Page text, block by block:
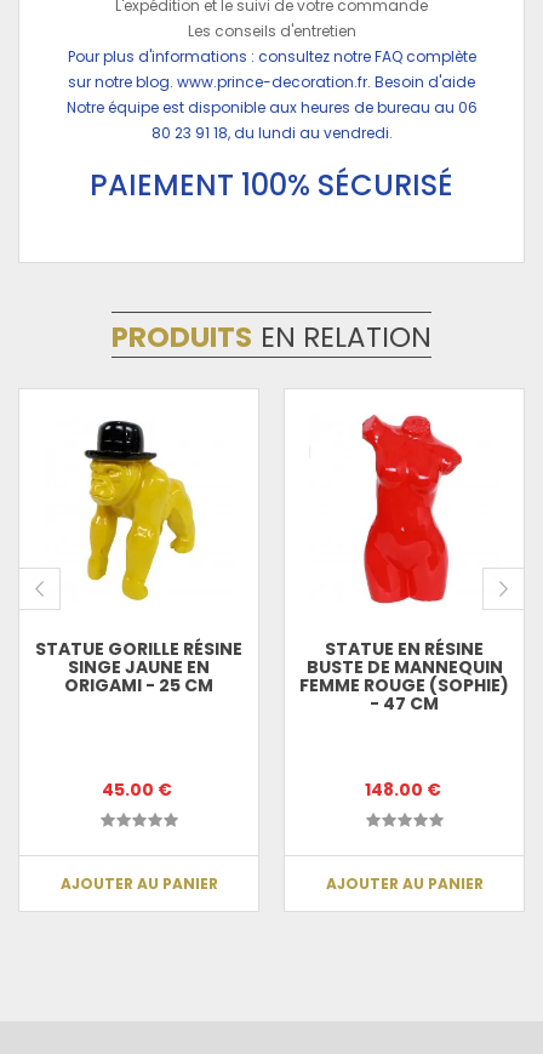
L'expédition et le suivi de votre commande
Les conseils d'entretien
Pour plus d'informations : consultez notre FAQ complète
sur notre blog. www.prince-decoration.fr. Besoin d'aide
Notre équipe est disponible aux heures de bureau au 06
80 23 91 18, du lundi au vendredi.
PAIEMENT 100% SÉCURISÉ
PRODUITS EN RELATION
STATUE GORILLE RÉSINE
SINGE JAUNE EN
ORIGAMI - 25 CM
45.00 €
AJOUTER AU PANIER
STATUE EN RÉSINE
BUSTE DE MANNEQUIN
FEMME ROUGE (SOPHIE)
- 47 CM
148.00 €
AJOUTER AU PANIER